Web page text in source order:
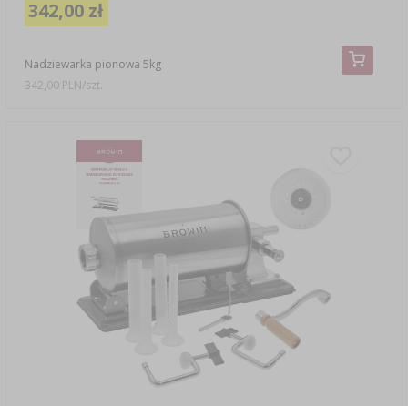
Nadziewarka pionowa 5kg
342,00 zł
342,00 PLN/szt.